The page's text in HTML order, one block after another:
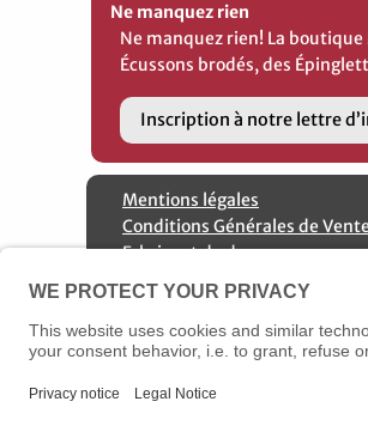
Ne manquez rien
Ne manquez rien! La
Écussons brodés, des
Inscription à notre lettre
Mentions légales
Conditions Générales de Vente
Fabricant de drapeaux
Contactez nous
Annulation de commande